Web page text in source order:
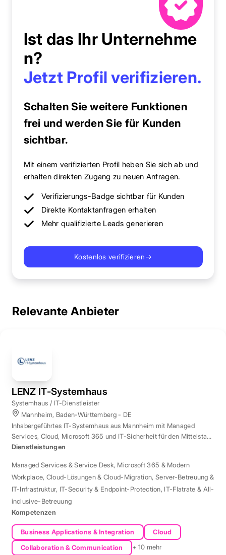
Ist das Ihr Unternehme
n?
Jetzt Profil verifizieren.
Schalten Sie weitere Funktionen
frei und werden Sie für Kunden
sichtbar.
Mit einem verifizierten Profil heben Sie sich ab und
erhalten direkten Zugang zu neuen Anfragen.
Verifizierungs-Badge sichtbar für Kunden
Direkte Kontaktanfragen erhalten
Mehr qualifizierte Leads generieren
Kostenlos verifizieren→
Relevante Anbieter
LENZ IT-Systemhaus
Systemhaus / IT-Dienstleister
Mannheim, Baden-Württemberg - DE
Inhabergeführtes IT-Systemhaus aus Mannheim mit Managed
Services, Cloud, Microsoft 365 und IT-Sicherheit für den Mittelstand
der Region Rhein-Neckar.
Dienstleistungen
Managed Services & Service Desk, Microsoft 365 & Modern
Workplace, Cloud-Lösungen & Cloud-Migration, Server-Betreuung &
IT-Infrastruktur, IT-Security & Endpoint-Protection, IT-Flatrate & All-
inclusive-Betreuung
Kompetenzen
Business Applications & Integration
Cloud
Collaboration & Communication
+ 10 mehr